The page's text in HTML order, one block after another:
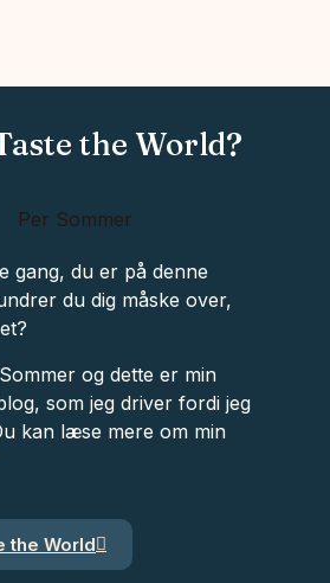
the World?
gang, du er på denne
du dig måske over,
og dette er min
som jeg driver fordi jeg
kan læse mere om min
the World